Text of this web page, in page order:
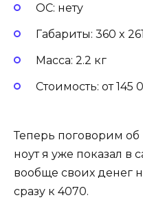
ОС: нету
Габариты: 360 x
Масса: 2.2 кг
Стоимость: от 145
Теперь поговорим об
ноут я уже показал в
вообще своих денег
сразу к 4070.